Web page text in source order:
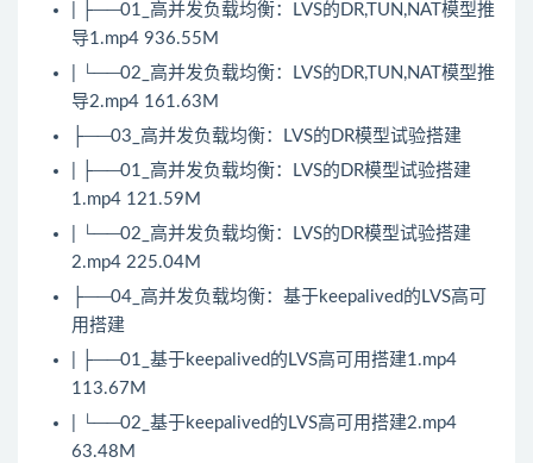
| ├──01_ 高并发负载均衡：LVS的DR,TUN,NAT模型推
导1.mp4 936.55M
| └──02_高并发负载均衡：LVS的DR,TUN,NAT模型推
导2.mp4 161.63M
├──03_高并发负载均衡：LVS的DR模型试验搭建
| ├──01_高并发负载均衡：LVS的DR模型试验搭建
1.mp4 121.59M
| └──02_高并发负载均衡：LVS的DR模型试验搭建
2.mp4 225.04M
├──04_高并发负载均衡：基于keepalived的LVS高可
用搭建
| ├──01_基于keepalived的LVS高可用搭建1.mp4
113.67M
| └──02_基于keepalived的LVS高可用搭建2.mp4
63.48M